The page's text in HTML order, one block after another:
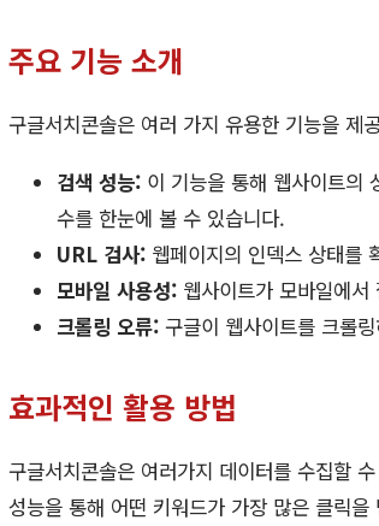
주요 기능 소개
구글서치콘솔은 여러 가지 유용한 기능을 제
검색 성능: 이 기능을 통해 웹사이트의
수를 한눈에 볼 수 있습니다.
URL 검사: 웹페이지의 인덱스 상태를
모바일 사용성: 웹사이트가 모바일에
크롤링 오류: 구글이 웹사이트를 크롤
효과적인 활용 방법
구글서치콘솔은 여러가지 데이터를 수집할
성능을 통해 어떤 키워드가 가장 많은 클릭